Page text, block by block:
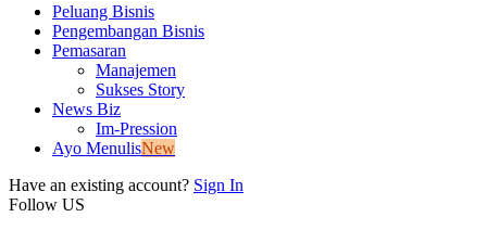
Peluang Bisnis
Pengembangan Bisnis
Pemasaran
Manajemen
Sukses Story
News Biz
Im-Pression
Ayo MenulisNew
Have an existing account? Sign In
Follow US